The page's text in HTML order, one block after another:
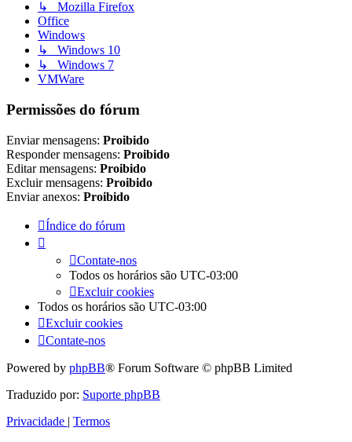
↳ Mozilla Firefox
Office
Windows
↳ Windows 10
↳ Windows 7
VMWare
Permissões do fórum
Enviar mensagens: Proibido
Responder mensagens: Proibido
Editar mensagens: Proibido
Excluir mensagens: Proibido
Enviar anexos: Proibido
Índice do fórum
Contate-nos
Todos os horários são UTC-03:00
Excluir cookies
Todos os horários são UTC-03:00
Excluir cookies
Contate-nos
Powered by phpBB® Forum Software © phpBB Limited
Traduzido por: Suporte phpBB
Privacidade | Termos